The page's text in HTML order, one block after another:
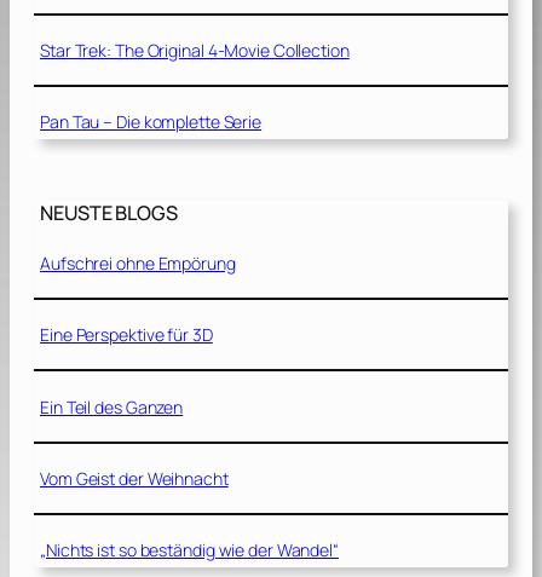
Star Trek: The Original 4-Movie Collection
Pan Tau – Die komplette Serie
NEUSTE BLOGS
Aufschrei ohne Empörung
Eine Perspektive für 3D
Ein Teil des Ganzen
Vom Geist der Weihnacht
„Nichts ist so beständig wie der Wandel“